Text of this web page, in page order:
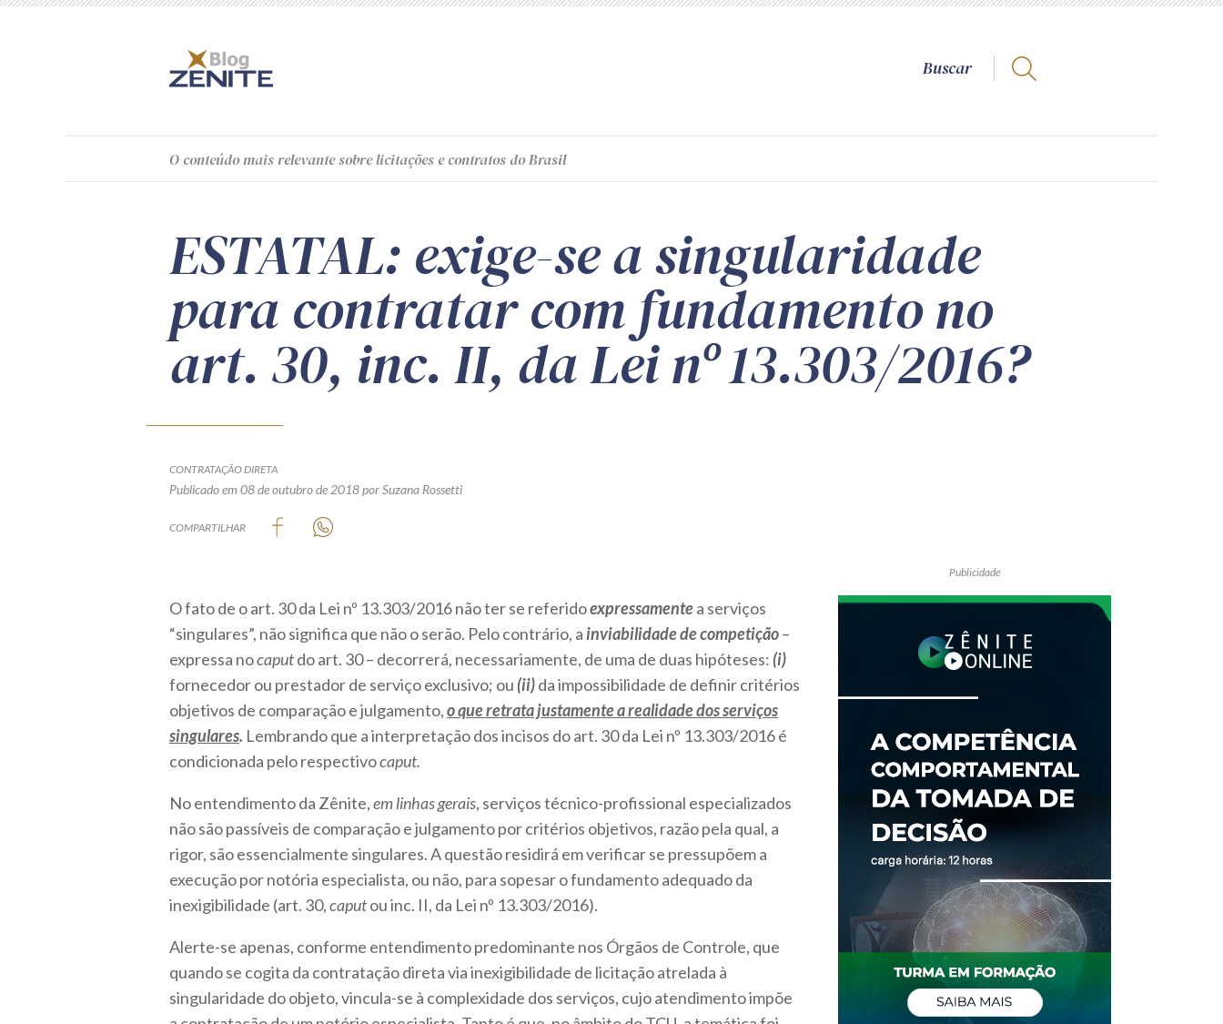
O conteúdomais relevante sobre licitações e contratos do Brasil
ESTATAL: exige-se a singularidade
para contratar com fundamento no
art. 30, inc. II, da Lei nº 13.303/2016?
CONTRATAÇÃO DIRETA
Publicado em 08 de outubro de 2018por Suzana Rossetti
COMPARTILHAR
O fato de o art. 30 da Lei nº 13.303/2016 não ter se referidoexpressamentea serviços
“singulares”, não significa que não o serão. Pelo contrário, ainviabilidade de competição–
expressa nocaputdo art. 30 – decorrerá, necessariamente, de uma de duas hipóteses: (i)
fornecedor ou prestador de serviço exclusivo; ou (ii)da impossibilidade de definir critérios
objetivos de comparação e julgamento,o que retrata justamente a realidade dos serviços
singulares. Lembrando que a interpretação dos incisos do art. 30 da Lei nº 13.303/2016 é
condicionada pelo respectivocaput.
No entendimento da Zênite,em linhas gerais, serviços técnico-profissional especializados
não são passíveis de comparação e julgamento por critérios objetivos, razão pela qual, a
rigor, são essencialmente singulares. A questão residirá em verificar se pressupõem a
execução por notória especialista, ou não, para sopesar o fundamento adequado da
inexigibilidade (art. 30,caputou inc. II, da Lei nº 13.303/2016).
Alerte-se apenas, conforme entendimento predominante nos Órgãos de Controle, que
quando se cogita da contratação direta via inexigibilidade de licitação atrelada à
singularidade do objeto, vincula-se à complexidade dos serviços, cujo atendimento impõe
Publicidade